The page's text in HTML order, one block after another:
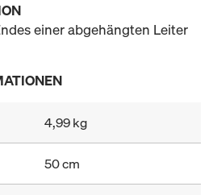
einer abgehängten Leiter
4,99 kg
50 cm